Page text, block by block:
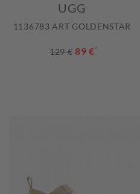
UGG
1136783 ART GOLDENSTAR
129 € 89 €*